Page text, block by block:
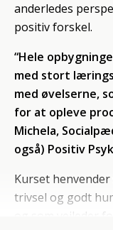
anderledes
positiv forskel.
“Hele
med stort
med øvelserne,
for at opleve
Michela,
også) Positiv
Kurset
trivsel og godt
og som vejleder